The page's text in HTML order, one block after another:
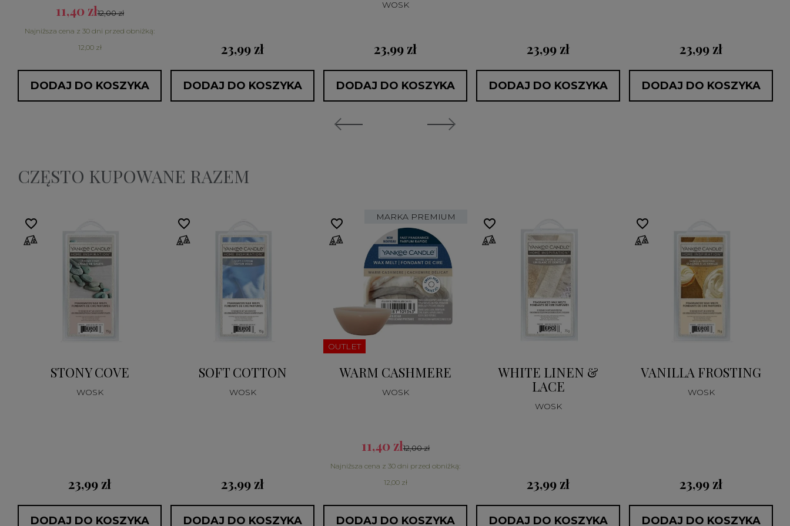
11,40 zł12,00 zł
Najniższa cena z 30 dni przed obniżką:
12,00 zł
DODAJ DO KOSZYKA
23,99 zł
DODAJ DO KOSZYKA
WOSK
23,99 zł
DODAJ DO KOSZYKA
23,99 zł
DODAJ DO KOSZYKA
23,99 zł
DODAJ DO KOSZYKA
CZĘSTO KUPOWANE RAZEM
STONY COVE
WOSK
23,99 zł
DODAJ DO KOSZYKA
favorite_border
SOFT COTTON
WOSK
23,99 zł
DODAJ DO KOSZYKA
favorite_border MARKA PREMIUM
OUTLET
WARM CASHMERE
WOSK
11,40 zł12,00 zł
Najniższa cena z 30 dni przed obniżką:
12,00 zł
DODAJ DO KOSZYKA
favorite_border
WHITE LINEN &
LACE
WOSK
23,99 zł
DODAJ DO KOSZYKA
favorite_border
VANILLA FROSTING
WOSK
23,99 zł
DODAJ DO KOSZYKA
favorite_border